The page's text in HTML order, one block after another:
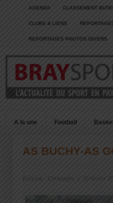
AGENDA CLASSEMENT
CLUBS & LIENS
REPORTAGES PHOTOS DIVERS
A la une Football
AS BUCHY-AS
Écrit par : Christophe 13 février